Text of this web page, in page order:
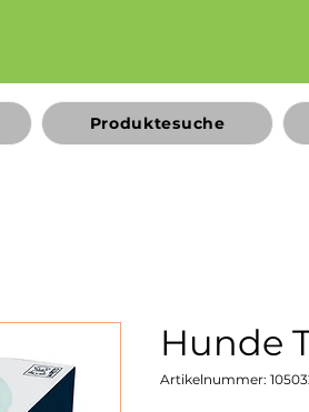
Produktesuche
Hunde
Artikelnummer: